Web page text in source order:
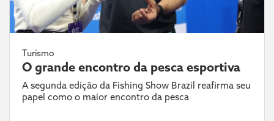
Turismo
O grande encontro da pesca esportiva
A segunda edição da Fishing Show Brazil reafirma seu
papel como o maior encontro da pesca